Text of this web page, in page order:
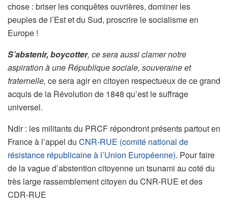
chose : briser les conquêtes ouvrières, dominer les
peuples de l’Est et du Sud, proscrire le socialisme en
Europe !
S’abstenir, boycotter, ce sera aussi clamer notre
aspiration à une République sociale, souveraine et
fraternelle, ce sera agir en citoyen respectueux de ce grand
acquis de la Révolution de 1848 qu’est le suffrage
universel.
Ndlr : les militants du PRCF répondront présents partout en
France à l’appel du CNR-RUE (comité national de
résistance républicaine à l’Union Européenne). Pour faire
de la vague d’abstention citoyenne un tsunami au coté du
très large rassemblement citoyen du CNR-RUE et des
CDR-RUE